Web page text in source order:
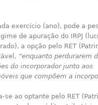
exercício (ano), pode a
de apuração do IRPJ
a opção pelo RET
“enquanto perdurarem
do incorporador junto aos
que compõem a
se ao optante pelo RET